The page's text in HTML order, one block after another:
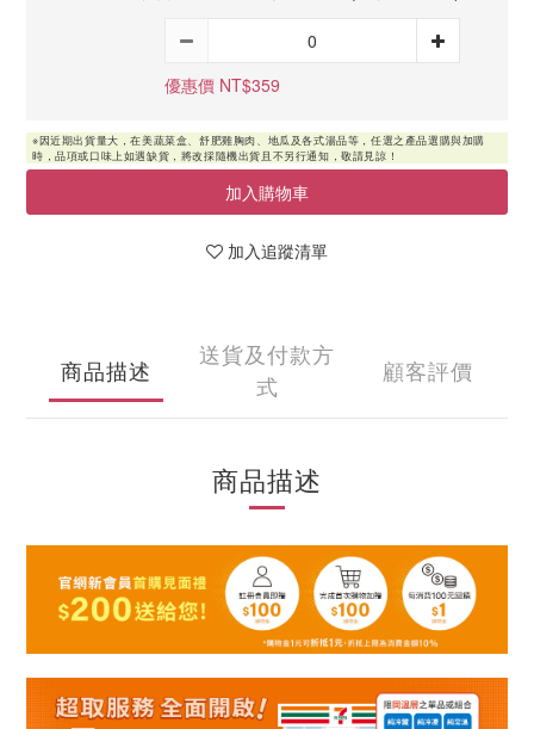
優惠價 NT$359
加入購物車
加入追蹤清單
商品描述
送貨及付款方
式
顧客評價
商品描述